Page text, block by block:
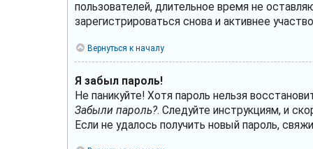
пользователей, длительное время не
зарегистрироваться снова и активнее
Вернуться к началу
Я забыл пароль!
Не паникуйте! Хотя пароль нельзя
Забыли пароль?. Следуйте инструкциям, и
Если не удалось получить новый пароль,